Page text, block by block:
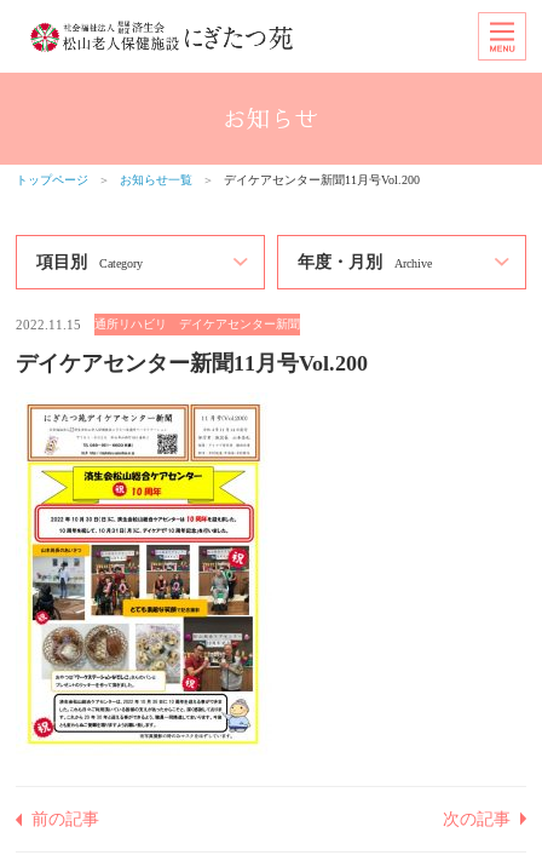
トップページ ＞ お知らせ一覧 ＞ デイケアセンター新聞11月号Vol.200
項目別 Category 年度・月別 Archive
2022.11.15 通所リハビリ デイケアセンター新聞
デイケアセンター新聞11月号Vol.200
前の記事 次の記事